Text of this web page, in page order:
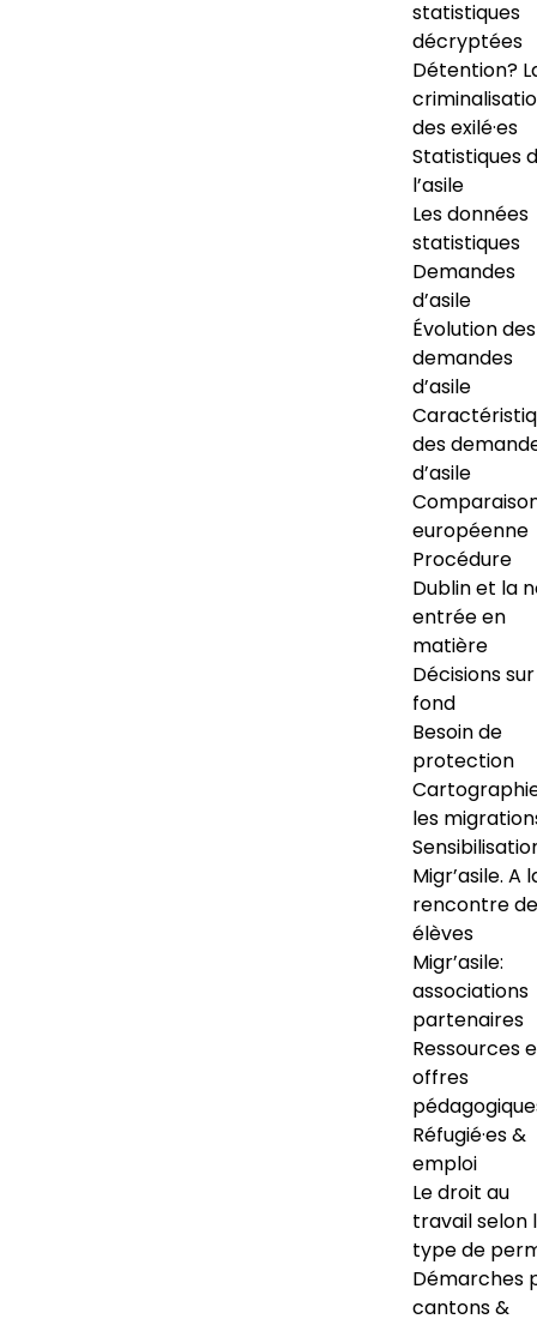
statistiques
décryptées
Détention?
des exilé·es
Statistiques
l’asile
Les données
statistiques
Demandes
d’asile
Évolution des
demandes
d’asile
des
d’asile
européenne
Procédure
Dublin et la
entrée en
matière
Décisions
fond
Besoin de
protection
les
Migr’asile. A
rencontre
élèves
Migr’asile:
associations
partenaires
Ressources
offres
Réfugié·es &
emploi
Le droit au
travail selon
type de
Démarches
cantons &